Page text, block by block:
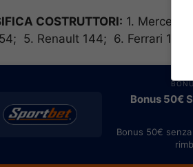
COSTRUTTORI: 1.
5. Renault 144; 6. Ferrari
Bonus 50€
Bonus 50€